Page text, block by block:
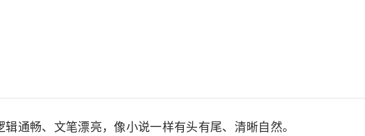
通畅、文笔漂亮，像小说一样有头有尾、清晰自然。